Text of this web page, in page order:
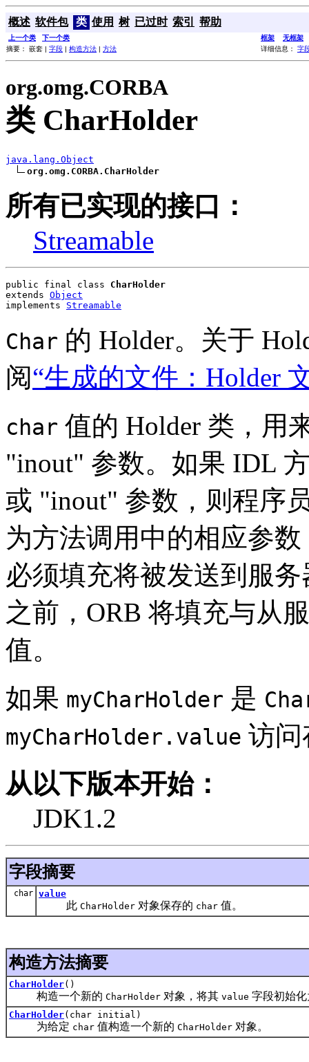
概述 软件包 类 使用 树 已过时 索引 帮助
上一个类 下一个类 框架
无框架
摘要： 嵌套 | 字段 | 构造方法 | 方法 详细信息： 字
org.omg.CORBA
类 CharHolder
java.lang.Object
org.omg.CORBA.CharHolder
所有已实现的接口：
Streamable
public final class CharHolder
extends Object
implements Streamable
Char 的 Holder。关于
阅“生成的文件：Holder
char 值的 Holder 类，用
"inout" 参数。如果 IDL
或 "inout" 参数，则程序
为方法调用中的相应参
必须填充将被发送到服
之前，ORB 将填充与从
值。
如果 myCharHolder 是
myCharHolder.value 访
从以下版本开始：
JDK1.2
字段摘要
char value
此 CharHolder 对象保存的 char 值。
构造方法摘要
CharHolder()
构造一个新的 CharHolder 对象，将其 value 字段初始
CharHolder(char initial)
为给定 char 值构造一个新的 CharHolder 对象。